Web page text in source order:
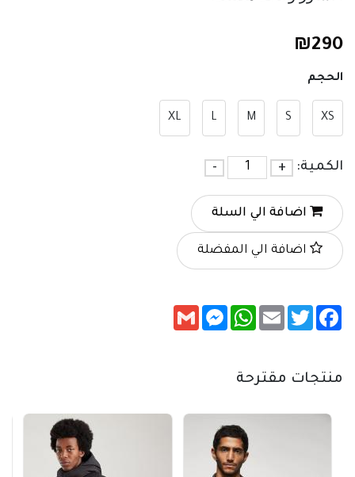
₪290
الحجم
XS
S
M
L
XL
الكمية: +
-
اضافة الي السلة
اضافة الي المفضلة
Facebook
Twitter
Email
WhatsApp
Messenger
Gmail
منتجات مقترحة